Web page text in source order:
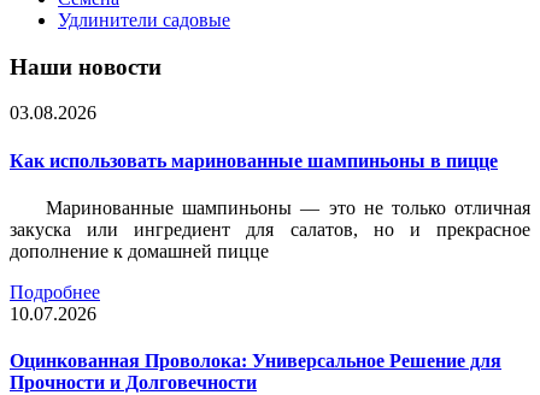
Удлинители садовые
Наши новости
03.08.2026
Как использовать маринованные шампиньоны в пицце
Маринованные шампиньоны — это не только отличная
закуска или ингредиент для салатов, но и прекрасное
дополнение к домашней пицце
Подробнее
10.07.2026
Оцинкованная Проволока: Универсальное Решение для
Прочности и Долговечности